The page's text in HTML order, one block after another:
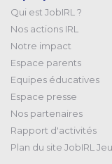
Qui est JobIRL ?
Nos actions IRL
Notre impact
Espace parents
Equipes éducatives
Espace presse
Nos partenaires
Rapport d'activités
Plan du site JobIRL